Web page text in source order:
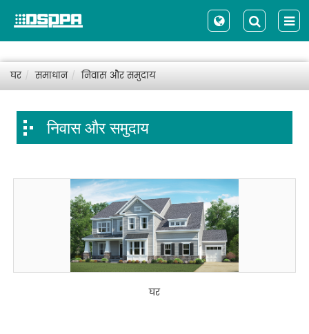
घर समाधान निवास और समुदाय
निवास और समुदाय
घर